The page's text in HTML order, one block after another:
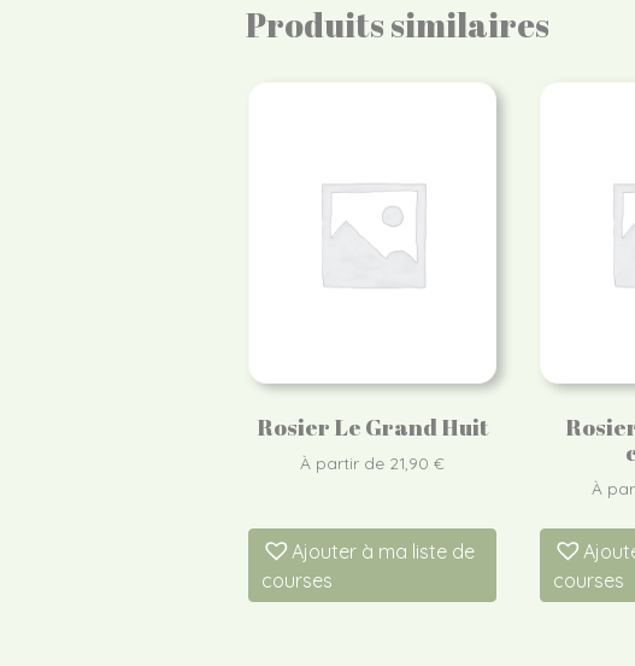
Produits similaires
Rosier Le Grand Huit
À partir de 21,90€
Ajouter à ma liste de
courses
À
courses